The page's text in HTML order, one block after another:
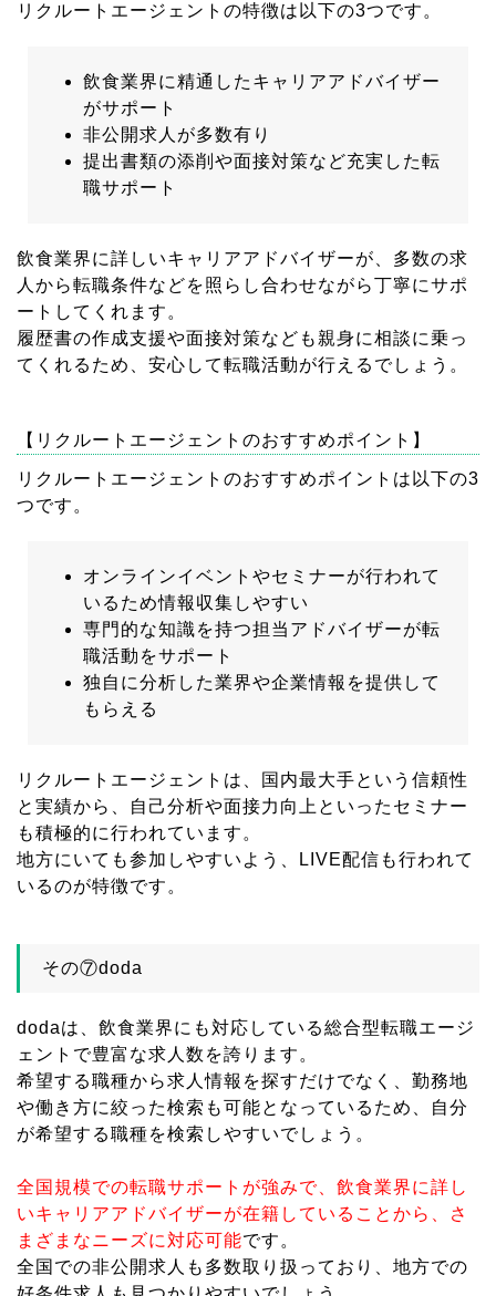
リクルートエージェントの特徴は以下の3つです。
飲食業界に精通したキャリアアドバイザー
がサポート
非公開求人が多数有り
提出書類の添削や面接対策など充実した転
職サポート
飲食業界に詳しいキャリアアドバイザーが、多数の求
人から転職条件などを照らし合わせながら丁寧にサポ
ートしてくれます。
履歴書の作成支援や面接対策なども親身に相談に乗っ
てくれるため、安心して転職活動が行えるでしょう。
【リクルートエージェントのおすすめポイント】
リクルートエージェントのおすすめポイントは以下の3
つです。
オンラインイベントやセミナーが行われて
いるため情報収集しやすい
専門的な知識を持つ担当アドバイザーが転
職活動をサポート
独自に分析した業界や企業情報を提供して
もらえる
リクルートエージェントは、国内最大手という信頼性
と実績から、自己分析や面接力向上といったセミナー
も積極的に行われています。
地方にいても参加しやすいよう、LIVE配信も行われて
いるのが特徴です。
その⑦doda
dodaは、飲食業界にも対応している総合型転職エージ
ェントで豊富な求人数を誇ります。
希望する職種から求人情報を探すだけでなく、勤務地
や働き方に絞った検索も可能となっているため、自分
が希望する職種を検索しやすいでしょう。
全国規模での転職サポートが強みで、飲食業界に詳し
いキャリアアドバイザーが在籍していることから、さ
まざまなニーズに対応可能です。
全国での非公開求人も多数取り扱っており、地方での